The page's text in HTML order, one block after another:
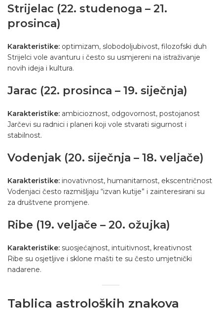
Strijelac (22. studenoga – 21.
prosinca)
Karakteristike: optimizam, slobodoljubivost, filozofski duh
Strijelci vole avanturu i često su usmjereni na istraživanje
novih ideja i kultura.
Jarac (22. prosinca – 19. siječnja)
Karakteristike: ambicioznost, odgovornost, postojanost
Jarčevi su radnici i planeri koji vole stvarati sigurnost i
stabilnost.
Vodenjak (20. siječnja – 18. veljače)
Karakteristike: inovativnost, humanitarnost, ekscentričnost
Vodenjaci često razmišljaju “izvan kutije” i zainteresirani su
za društvene promjene.
Ribe (19. veljače – 20. ožujka)
Karakteristike: suosjećajnost, intuitivnost, kreativnost
Ribe su osjetljive i sklone mašti te su često umjetnički
nadarene.
Tablica astroloških znakova